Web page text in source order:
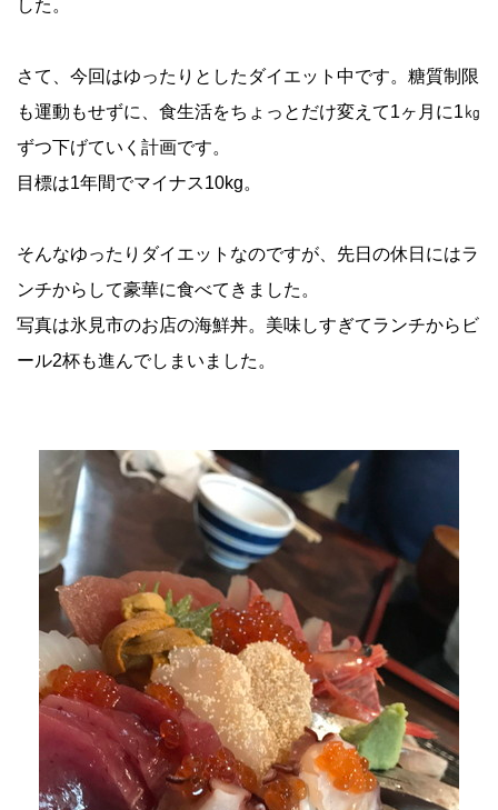
した。
さて、今回はゆったりとしたダイエット中です。糖質制限
も運動もせずに、食生活をちょっとだけ変えて1ヶ月に1㎏
ずつ下げていく計画です。
目標は1年間でマイナス10kg。
そんなゆったりダイエットなのですが、先日の休日にはラ
ンチからして豪華に食べてきました。
写真は氷見市のお店の海鮮丼。美味しすぎてランチからビ
ール2杯も進んでしまいました。